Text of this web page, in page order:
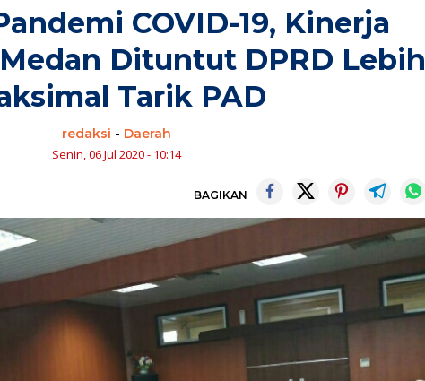
COVID-19, Kinerja
Dituntut DPRD Lebih
Tarik PAD
redaksi - Daerah
Senin, 06 Jul 2020 - 10:14
BAGIKAN